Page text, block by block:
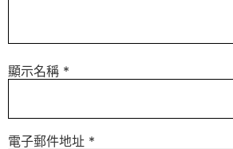
顯示名稱 *
電子郵件地址 *